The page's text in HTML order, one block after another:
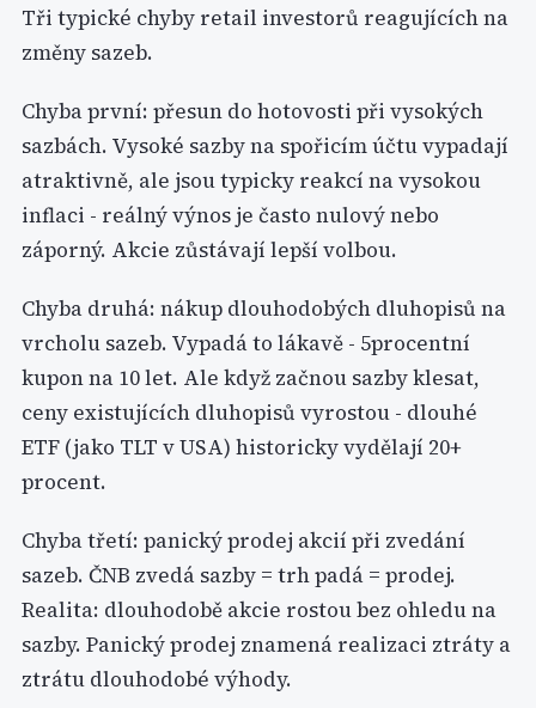
Tři typické chyby retail investorů reagujících na
změny sazeb.
Chyba první: přesun do hotovosti při vysokých
sazbách. Vysoké sazby na spořicím účtu vypadají
atraktivně, ale jsou typicky reakcí na vysokou
inflaci - reálný výnos je často nulový nebo
záporný. Akcie zůstávají lepší volbou.
Chyba druhá: nákup dlouhodobých dluhopisů na
vrcholu sazeb. Vypadá to lákavě - 5procentní
kupon na 10 let. Ale když začnou sazby klesat,
ceny existujících dluhopisů vyrostou - dlouhé
ETF (jako TLT v USA) historicky vydělají 20+
procent.
Chyba třetí: panický prodej akcií při zvedání
sazeb. ČNB zvedá sazby = trh padá = prodej.
Realita: dlouhodobě akcie rostou bez ohledu na
sazby. Panický prodej znamená realizaci ztráty a
ztrátu dlouhodobé výhody.